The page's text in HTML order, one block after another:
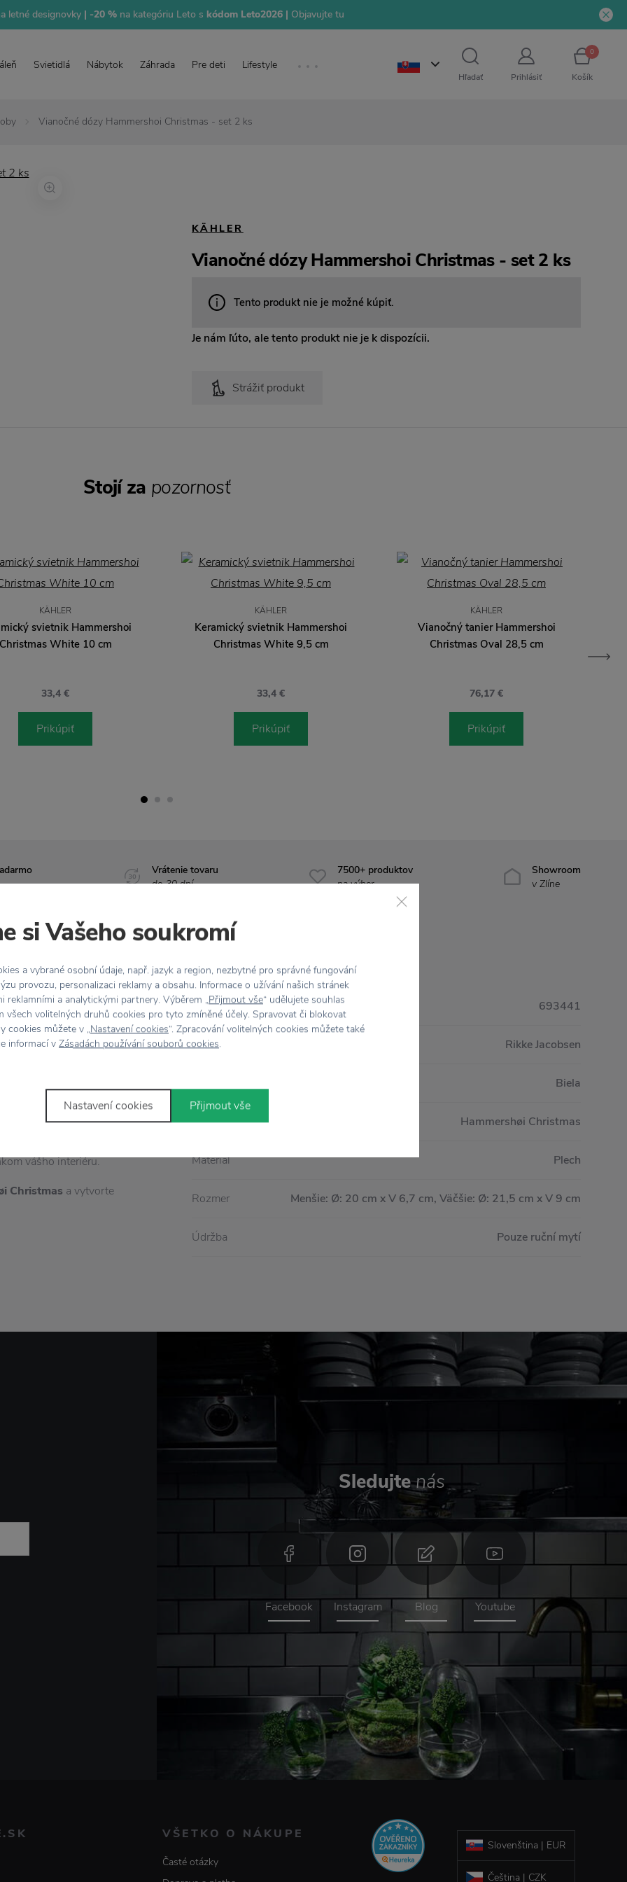
letné designovky| -20 % na kategóriu Leto s kódom Leto2026 | Objavujte tu
Svietidlá Nábytok Záhrada Pre deti Lifestyle
Hľadať Prihlásiť
0
Košík
Vianočné dózy Hammershoi Christmas - set 2 ks
KÄHLER
Vianočné dózy Hammershoi Christmas - set 2 ks
Tento produkt nie je možné kúpiť.
Je nám ľúto, ale tento produkt nie je k dispozícii.
Strážiť produkt
Vrátenie tovaru
do 30 dní
7500+ produktov
na výber
Showroom
v Zlíne
vianočnými
. Tento výnimočný
jemnými ilustráciami
ozdôb, ktoré navrhla
eleganciu.
alebo drobné
vášho interiéru.
Christmas a vytvorte
Vlastnosti
Kód produktu 693441
Dizajnér Rikke Jacobsen
Biela
Kolekcia Hammershøi Christmas
Materiál Plech
Rozmer Menšie: Ø: 20 cm x V 6,7 cm, Väčšie: Ø: 21,5 cm x V 9 cm
Údržba Pouze ruční mytí
Stojí za pozornosť
KÄHLER
svietnik Hammershoi
Christmas White 10 cm
33,4 €
Prikúpiť
KÄHLER
Keramický svietnik Hammershoi
Christmas White 9,5 cm
33,4 €
Prikúpiť
KÄHLER
Vianočný tanier Hammershoi
Christmas Oval 28,5 cm
76,17 €
Prikúpiť
Sledujtenás
Facebook Instagram Blog Youtube
VŠETKO O NÁKUPE
Časté otázky
Slovenština | EUR
Čeština | CZK
si Vašeho soukromí
a vybrané osobní údaje, např. jazyk a region, nezbytné pro správné fungování
provozu, personalizaci reklamy a obsahu. Informace o užívání našich stránek
reklamními a analytickými partnery. Výběrem „Přijmout vše“ udělujete souhlas
všech volitelných druhů cookies pro tyto zmíněné účely. Spravovat či blokovat
cookies můžete v „Nastavení cookies“. Zpracování volitelných cookies můžete také
informací v Zásadách používání souborů cookies.
Nastavení cookies Přijmout vše